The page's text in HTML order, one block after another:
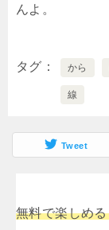
んよ。
タグ から
線
Tweet
無料で楽しめ